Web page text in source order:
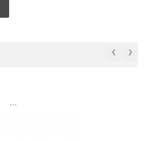
‹ ›
```